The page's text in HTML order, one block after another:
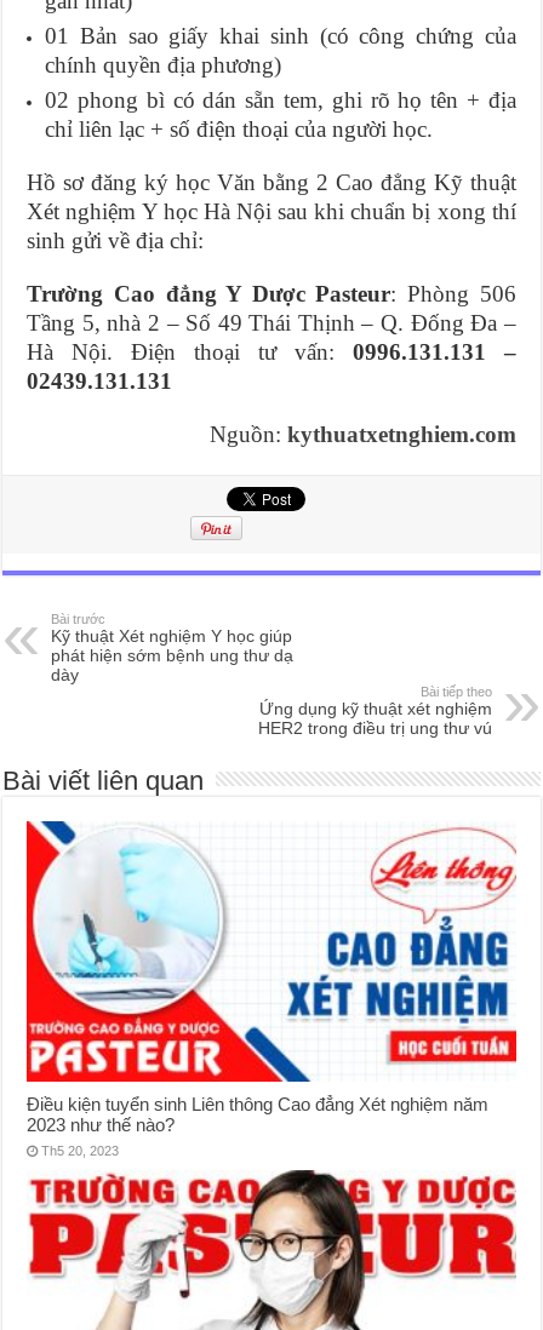
01 Bản sao giấy khai sinh (có công chứng của
chính quyền địa phương)
02 phong bì có dán sẵn tem, ghi rõ họ tên + địa
chỉ liên lạc + số điện thoại của người học.
Hồ sơ đăng ký học Văn bằng 2 Cao đẳng Kỹ thuật
Xét nghiệm Y học Hà Nội sau khi chuẩn bị xong thí
sinh gửi về địa chỉ:
Trường Cao đẳng Y Dược Pasteur: Phòng 506
Tầng 5, nhà 2 – Số 49 Thái Thịnh – Q. Đống Đa –
Hà Nội. Điện thoại tư vấn: 0996.131.131 –
02439.131.131
Nguồn: kythuatxetnghiem.com
Bài trước
Kỹ thuật Xét nghiệm Y học giúp
phát hiện sớm bệnh ung thư dạ
dày
Bài tiếp theo
Ứng dụng kỹ thuật xét nghiệm
HER2 trong điều trị ung thư vú
Bài viết liên quan
Điều kiện tuyển sinh Liên thông Cao đẳng Xét nghiệm năm
2023 như thế nào?
Th5 20, 2023